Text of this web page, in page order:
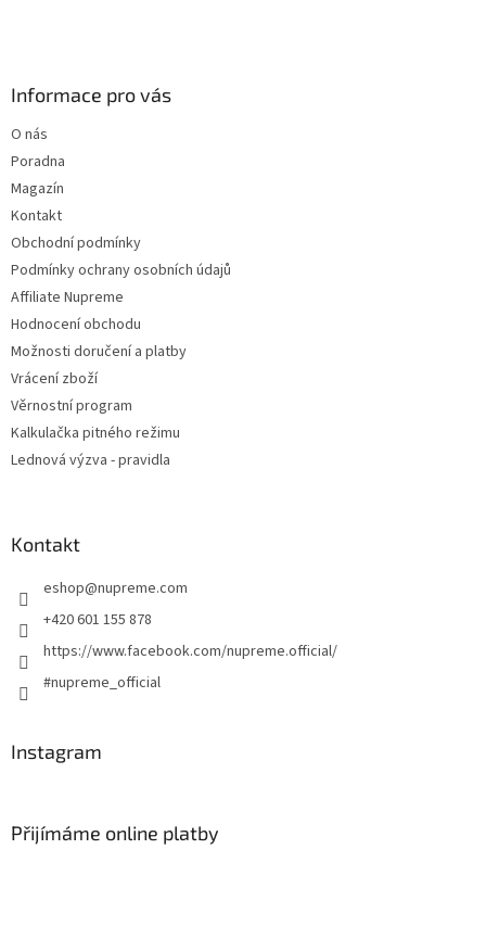
Informace pro vás
O nás
Poradna
Magazín
Kontakt
Obchodní podmínky
Podmínky ochrany osobních údajů
Affiliate Nupreme
Hodnocení obchodu
Možnosti doručení a platby
Vrácení zboží
Věrnostní program
Kalkulačka pitného režimu
Lednová výzva - pravidla
Kontakt
eshop@nupreme.com
+420 601 155 878
https://www.facebook.com/nupreme.official/
#nupreme_official
Instagram
Přijímáme online platby